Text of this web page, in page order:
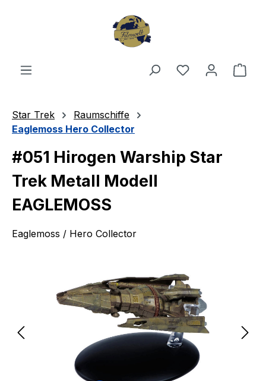
Du hast 0
Star Trek
Raumschiffe
Eaglemoss Hero Collector
#051 Hirogen Warship Star
Trek Metall Modell
EAGLEMOSS
Eaglemoss / Hero Collector